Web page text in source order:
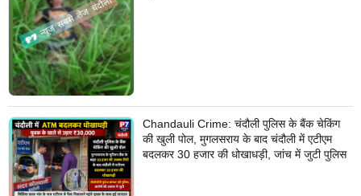
Chandauli Crime: चंदौली पुलिस के बैंक चेकिंग
की खुली पोल, मुगलसराय के बाद चंदौली में एटीएम
बदलकर 30 हजार की धोखाधड़ी, जांच में जुटी पुलिस